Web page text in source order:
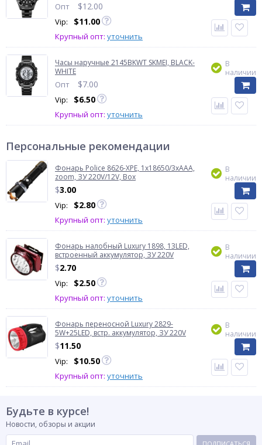
Опт $12.00
Vip: $11.00
Крупный опт: уточнить
Часы наручные 2145BKWT SKMEI, BLACK-
WHITE
Опт $7.00
Vip: $6.50
Крупный опт: уточнить
В
наличии
Персональные рекомендации
Фонарь Police 8626-XPE, 1х18650/3xAAA,
zoom, ЗУ 220V/12V, Box
$3.00
Vip: $2.80
Крупный опт: уточнить
В
наличии
Фонарь налобный Luxury 1898, 13LED,
встроенный аккумулятор, ЗУ 220V
$2.70
Vip: $2.50
Крупный опт: уточнить
В
наличии
Фонарь переносной Luxury 2829-
5W+25LED, встр. аккумулятор, ЗУ 220V
$11.50
Vip: $10.50
Крупный опт: уточнить
В
наличии
Будьте в курсе!
Новости, обзоры и акции
ПОДПИСАТЬСЯ